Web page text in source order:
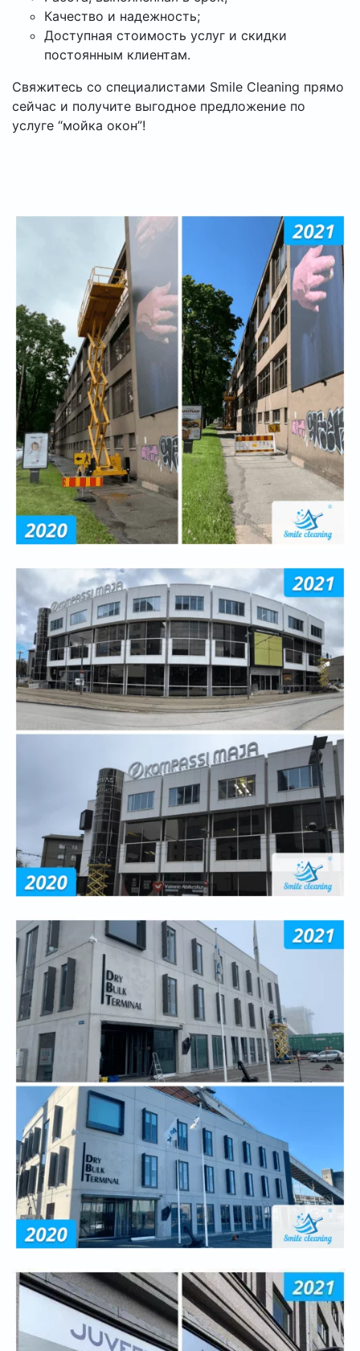
Качество и надежность;
Доступная стоимость услуг и скидки
постоянным клиентам.
Свяжитесь со специалистами Smile Cleaning прямо
сейчас и получите выгодное предложение по
услуге “мойка окон”!